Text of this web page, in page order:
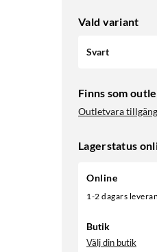
Vald variant
Svart
Finns som
Outletvara
Lagerstatus
Online
1-2 dagars
Butik
Välj din butik